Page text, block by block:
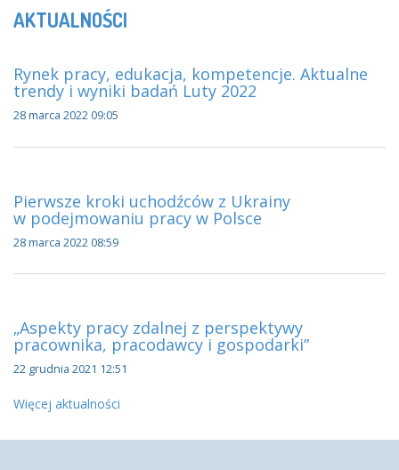
AKTUALNOŚCI
Rynek pracy, edukacja, kompetencje. Aktualne
trendy i wyniki badań Luty 2022
28 marca 2022 09:05
Pierwsze kroki uchodźców z Ukrainy
w podejmowaniu pracy w Polsce
28 marca 2022 08:59
„Aspekty pracy zdalnej z perspektywy
pracownika, pracodawcy i gospodarki”
22 grudnia 2021 12:51
Więcej aktualności